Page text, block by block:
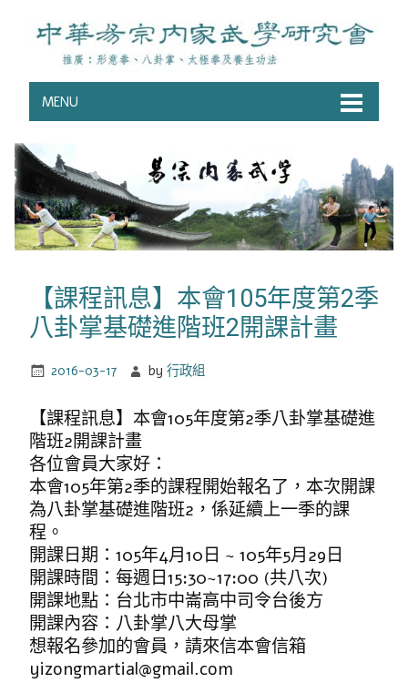
MENU
【課程訊息】本會105年度第2季
八卦掌基礎進階班2開課計畫
2016-03-17 by行政組
【課程訊息】本會105年度第2季八卦掌基礎進
階班2開課計畫
各位會員大家好：
本會105年第2季的課程開始報名了，本次開課
為八卦掌基礎進階班2，係延續上一季的課
程。
開課日期：105年4月10日 ~ 105年5月29日
開課時間：每週日15:30~17:00 (共八次)
開課地點：台北市中崙高中司令台後方
開課內容：八卦掌八大母掌
想報名參加的會員，請來信本會信箱
yizongmartial@gmail.com